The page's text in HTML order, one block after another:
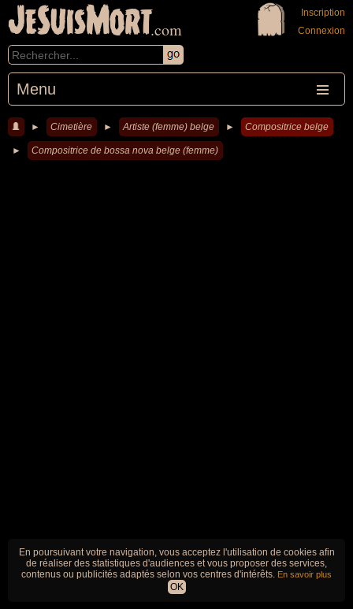
JeSuisMort.com
Menu
Inscription
Connexion
► Cimetière ► Artiste (femme) belge ► Compositrice belge
► Compositrice de bossa nova belge (femme)
En poursuivant votre navigation, vous acceptez l'utilisation de cookies afin
de réaliser des statistiques d'audiences et vous proposer des services,
contenus ou publicités adaptés selon vos centres d'intérêts. En savoir plus
OK